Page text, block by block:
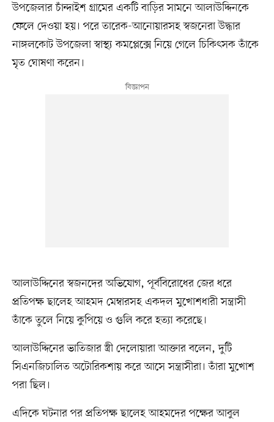
উপজেলার চাঁন্দাইশ গ্রামের একটি বাড়ির সামনে আলাউদ্দিনকে
ফেলে দেওয়া হয়। পরে তারেক-আনোয়ারসহ স্বজনেরা উদ্ধার
নাঙ্গলকোট উপজেলা স্বাস্থ্য কমপ্লেক্সে নিয়ে গেলে চিকিৎসক তাঁকে
মৃত ঘোষণা করেন।
আলাউদ্দিনের স্বজনদের অভিযোগ, পূর্ববিরোধের জের ধরে
প্রতিপক্ষ ছালেহ আহমদ মেম্বারসহ একদল মুখোশধারী সন্ত্রাসী
তাঁকে তুলে নিয়ে কুপিয়ে ও গুলি করে হত্যা করেছে।
আলাউদ্দিনের ভাতিজার স্ত্রী দেলোয়ারা আক্তার বলেন, দুটি
সিএনজিচালিত অটোরিকশায় করে আসে সন্ত্রাসীরা। তাঁরা মুখোশ
পরা ছিল।
এদিকে ঘটনার পর প্রতিপক্ষ ছালেহ আহমদের পক্ষের আবুল